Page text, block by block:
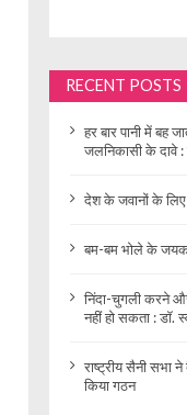
RECENT POSTS
हर बार पानी में बह
जलनिकासी के दावे :
देश के जवानों के लिए
बम-बम भोले के
निंदा-चुगली करने
नहीं हो सकता : डॉ.
राष्ट्रीय सैनी सभा
किया गठन